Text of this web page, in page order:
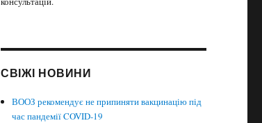
СВІЖІ НОВИНИ
ВООЗ рекомендує не припиняти вакцинацію під
час пандемії COVID-19